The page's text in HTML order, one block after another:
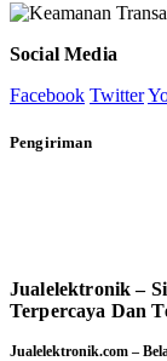
Social Media
Facebook Twitter
Pengiriman
Jualelektronik –
Terpercaya Dan
Jualelektronik.com –